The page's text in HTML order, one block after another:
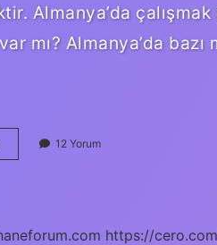
Almanya’da
mı? Almanya’da
Almanya
12 Yorum
https://